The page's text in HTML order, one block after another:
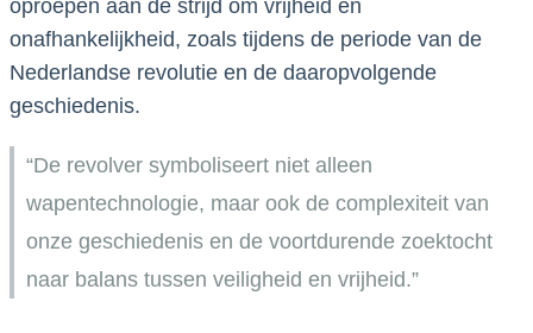
oproepen aan de strijd om vrijheid en
onafhankelijkheid, zoals tijdens de periode van de
Nederlandse revolutie en de daaropvolgende
geschiedenis.
“De revolver symboliseert niet alleen
wapentechnologie, maar ook de complexiteit van
onze geschiedenis en de voortdurende zoektocht
naar balans tussen veiligheid en vrijheid.”